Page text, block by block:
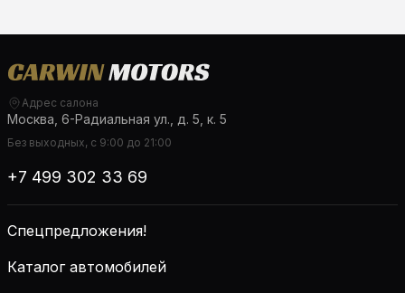
Адрес салона
Москва, 6-Радиальная ул., д. 5, к. 5
Без выходных, с 9:00 до 21:00
+7 499 302 33 69
Спецпредложения!
Каталог автомобилей